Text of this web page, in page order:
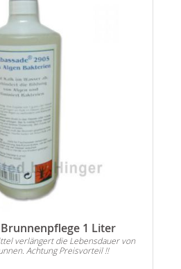
1 Liter
verlängert die Lebensdauer von
Achtung Preisvorteil !!